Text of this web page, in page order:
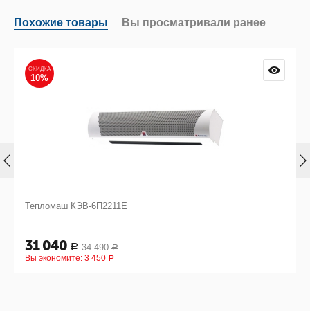
Похожие товары Вы просматривали ранее
СКИДКА
10%
Тепломаш КЭВ-6П2211Е
31 040 Р 34 490 Р
Вы экономите: 3 450 Р